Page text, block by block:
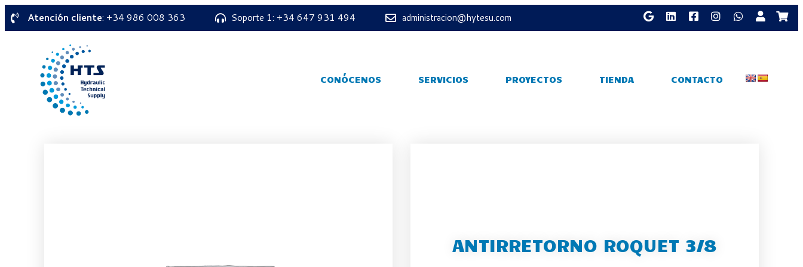
Atención cliente: +34 986 008 363 Soporte 1: +34 647 931 494 administracion@hytesu.com
CONÓCENOS SERVICIOS PROYECTOS TIENDA CONTACTO
ANTIRRETORNO ROQUET 3/8